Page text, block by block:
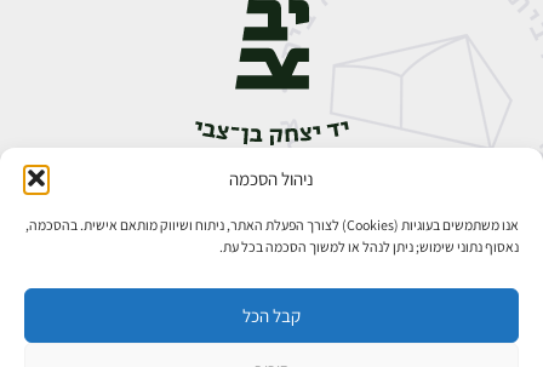
ניהול הסכמה
אנו משתמשים בעוגיות (Cookies) לצורך הפעלת האתר, ניתוח ושיווק מותאם אישית. בהסכמה,
נאסוף נתוני שימוש; ניתן לנהל או למשוך הסכמה בכל עת.
קבל הכל
אבן גבירול 14, רחביה, ירושלים